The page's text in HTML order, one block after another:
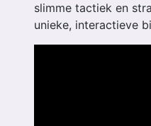
slimme tactiek en
unieke, interactieve